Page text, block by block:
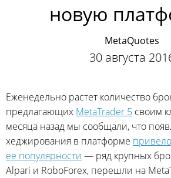
новую
MetaQuotes
30 августа
Еженедельно растет количество
предлагающих MetaTrader 5 своим
месяца назад мы сообщали, что
хеджирования в платформе
ее популярности — ряд крупных
Alpari и RoboForex, перешли на